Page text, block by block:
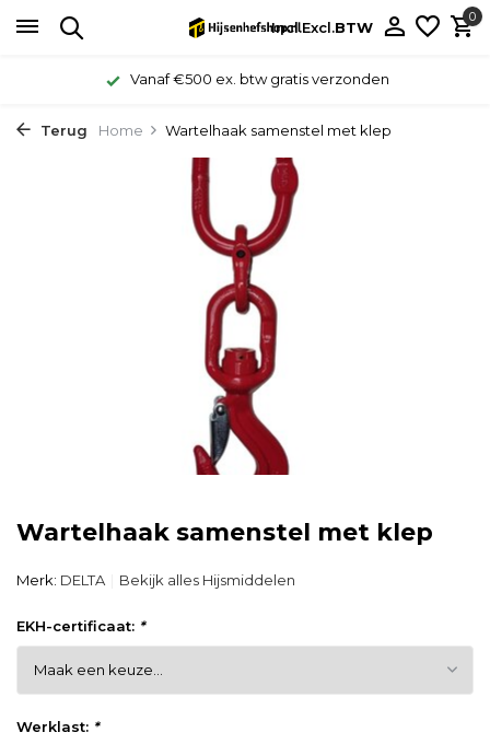
Incl.Excl.BTW
0
Vanaf €500 ex. btw gratis verzonden
Terug Home Wartelhaak samenstel met klep
Wartelhaak samenstel met klep
Merk: DELTA Bekijk alles Hijsmiddelen
EKH-certificaat: *
Werklast: *